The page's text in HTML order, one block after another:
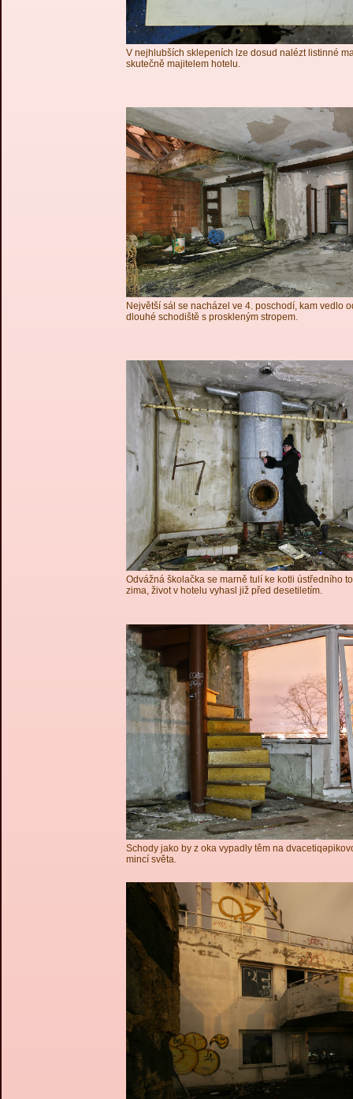
V nejhlubších sklepeních lze dosud nalézt listinné
skutečně majitelem hotelu.
Největší sál se nacházel ve 4. poschodí, kam vedlo
dlouhé schodiště s proskleným stropem.
Odvážná školačka se marně tulí ke kotli ústředního
zima, život v hotelu vyhasl již před desetiletím.
Schody jako by z oka vypadly těm na
mincí světa.